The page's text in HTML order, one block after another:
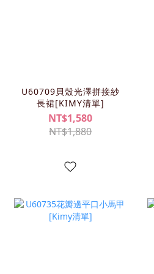
U60709貝殼光澤拼接紗
長裙[KIMY清單]
NT$1,580
NT$1,880